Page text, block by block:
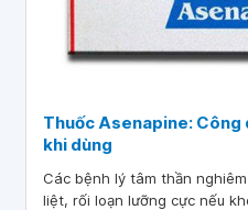
Thuốc Asenapine: Công
khi dùng
Các bệnh lý tâm thần
liệt, rối loạn lưỡng cực nếu